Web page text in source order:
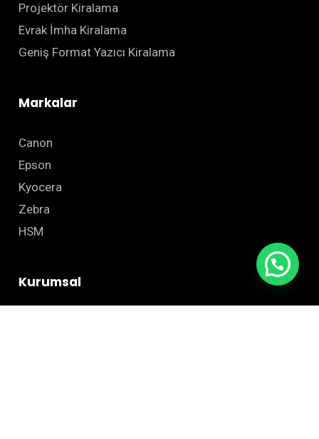
Projektör Kiralama
Evrak İmha Kiralama
Geniş Format Yazıcı Kiralama
Markalar
Canon
Epson
Kyocera
Zebra
HSM
Kurumsal